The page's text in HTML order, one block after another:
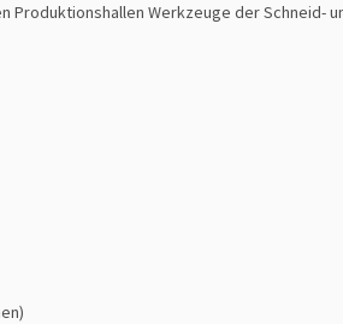
Werkzeuge der Schneid-